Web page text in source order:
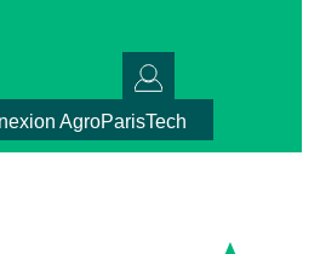
AgroParisTech